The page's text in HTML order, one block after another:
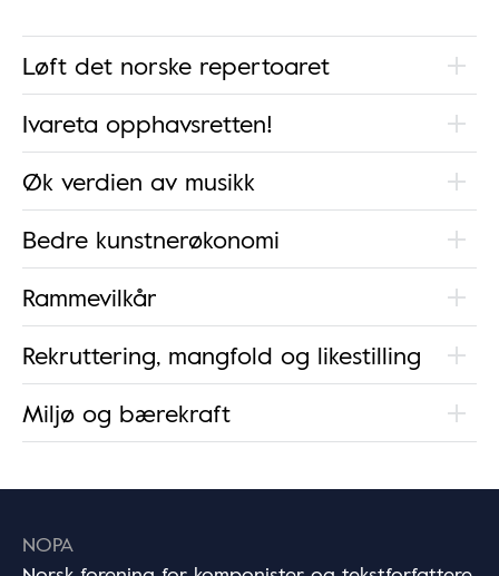
Løft det norske repertoaret
Ivareta opphavsretten!
Øk verdien av musikk
Bedre kunstnerøkonomi
Rammevilkår
Rekruttering, mangfold og likestilling
Miljø og bærekraft
NOPA